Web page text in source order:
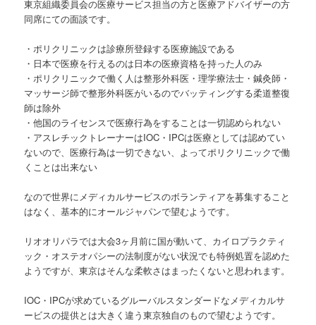
東京組織委員会の医療サービス担当の方と医療アドバイザーの方
同席にての面談です。
・ポリクリニックは診療所登録する医療施設である
・日本で医療を行えるのは日本の医療資格を持った人のみ
・ポリクリニックで働く人は整形外科医・理学療法士・鍼灸師・
マッサージ師で整形外科医がいるのでバッティングする柔道整復
師は除外
・他国のライセンスで医療行為をすることは一切認められない
・アスレチックトレーナーはIOC・IPCは医療としては認めてい
ないので、医療行為は一切できない、よってポリクリニックで働
くことは出来ない
なので世界にメディカルサービスのボランティアを募集すること
はなく、基本的にオールジャパンで望むようです。
リオオリパラでは大会3ヶ月前に国が動いて、カイロプラクティ
ック・オステオパシーの法制度がない状況でも特例処置を認めた
ようですが、東京はそんな柔軟さはまったくないと思われます。
IOC・IPCが求めているグルーバルスタンダードなメディカルサ
ービスの提供とは大きく違う東京独自のもので望むようです。